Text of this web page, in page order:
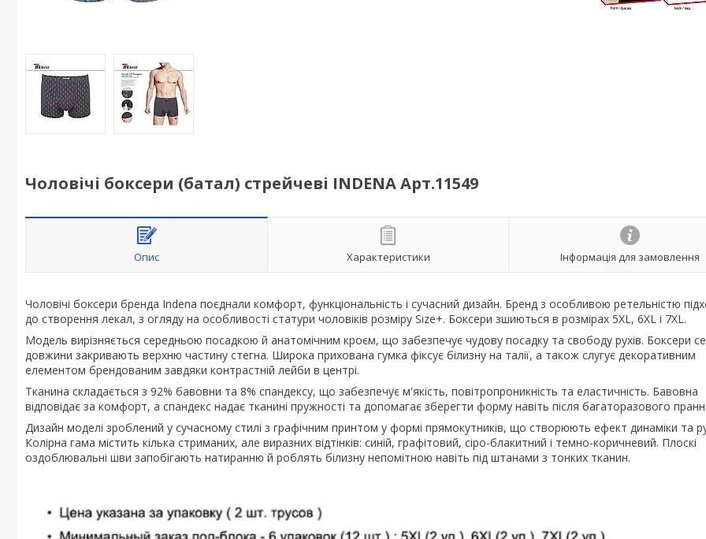
Чоловічі боксери (батал) стрейчеві INDENA Арт.11549
Опис Характеристики Інформація для замовлення
Чоловічі боксери бренда Indena поєднали комфорт, функціональність і сучасний дизайн. Бренд з особливою ретельністю
до створення лекал, з огляду на особливості статури чоловіків розміру Size+. Боксери зшиються в розмірах 5XL, 6XL і 7XL.
Модель вирізняється середньою посадкою й анатомічним кроєм, що забезпечує чудову посадку та свободу рухів. Боксери
довжини закривають верхню частину стегна. Широка прихована гумка фіксує білизну на талії, а також слугує декоративним
елементом брендованим завдяки контрастній лейби в центрі.
Тканина складається з 92% бавовни та 8% спандексу, що забезпечує м'якість, повітропроникність та еластичність. Бавовна
відповідає за комфорт, а спандекс надає тканині пружності та допомагає зберегти форму навіть після багаторазового
Дизайн моделі зроблений у сучасному стилі з графічним принтом у формі прямокутників, що створюють ефект динаміки та
Колірна гама містить кілька стриманих, але виразних відтінків: синій, графітовий, сіро-блакитний і темно-коричневий. Плоскі
оздоблювальні шви запобігають натиранню й роблять білизну непомітною навіть під штанами з тонких тканин.